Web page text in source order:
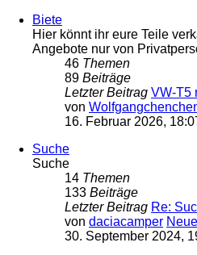
Biete
Hier könnt ihr eure Teile
Angebote nur von
46 Themen
89 Beiträge
Letzter Beitrag VW-T5
von
16. Februar 2026,
Suche
Suche
14 Themen
133 Beiträge
Letzter Beitrag Re:
von daciacamper
30. September 2024,